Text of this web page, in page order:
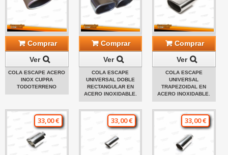
Comprar
Ver
COLA ESCAPE ACERO
INOX CUPRA
TODOTERRENO
Comprar
Ver
COLA ESCAPE
UNIVERSAL DOBLE
RECTANGULAR EN
ACERO INOXIDABLE.
Comprar
Ver
COLA ESCAPE
UNIVERSAL
TRAPEZOIDAL EN
ACERO INOXIDABLE.
33,00 € 33,00 € 33,00 €